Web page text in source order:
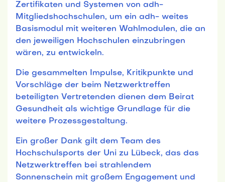
Zertifikaten und Systemen von adh-
Mitgliedshochschulen, um ein adh- weites
Basismodul mit weiteren Wahlmodulen, die an
den jeweiligen Hochschulen einzubringen
wären, zu entwickeln.
Die gesammelten Impulse, Kritikpunkte und
Vorschläge der beim Netzwerktreffen
beteiligten Vertretenden dienen dem Beirat
Gesundheit als wichtige Grundlage für die
weitere Prozessgestaltung.
Ein großer Dank gilt dem Team des
Hochschulsports der Uni zu Lübeck, das das
Netzwerktreffen bei strahlendem
Sonnenschein mit großem Engagement und